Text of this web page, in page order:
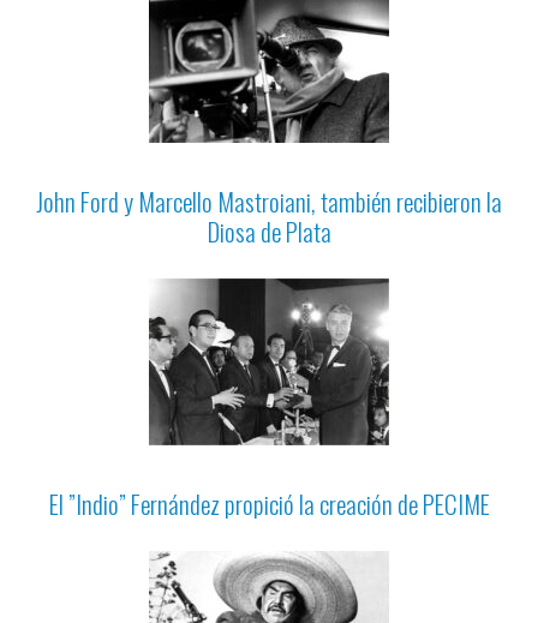
John Ford y Marcello Mastroiani, también recibieron la
Diosa de Plata
El ”Indio” Fernández propició la creación de PECIME